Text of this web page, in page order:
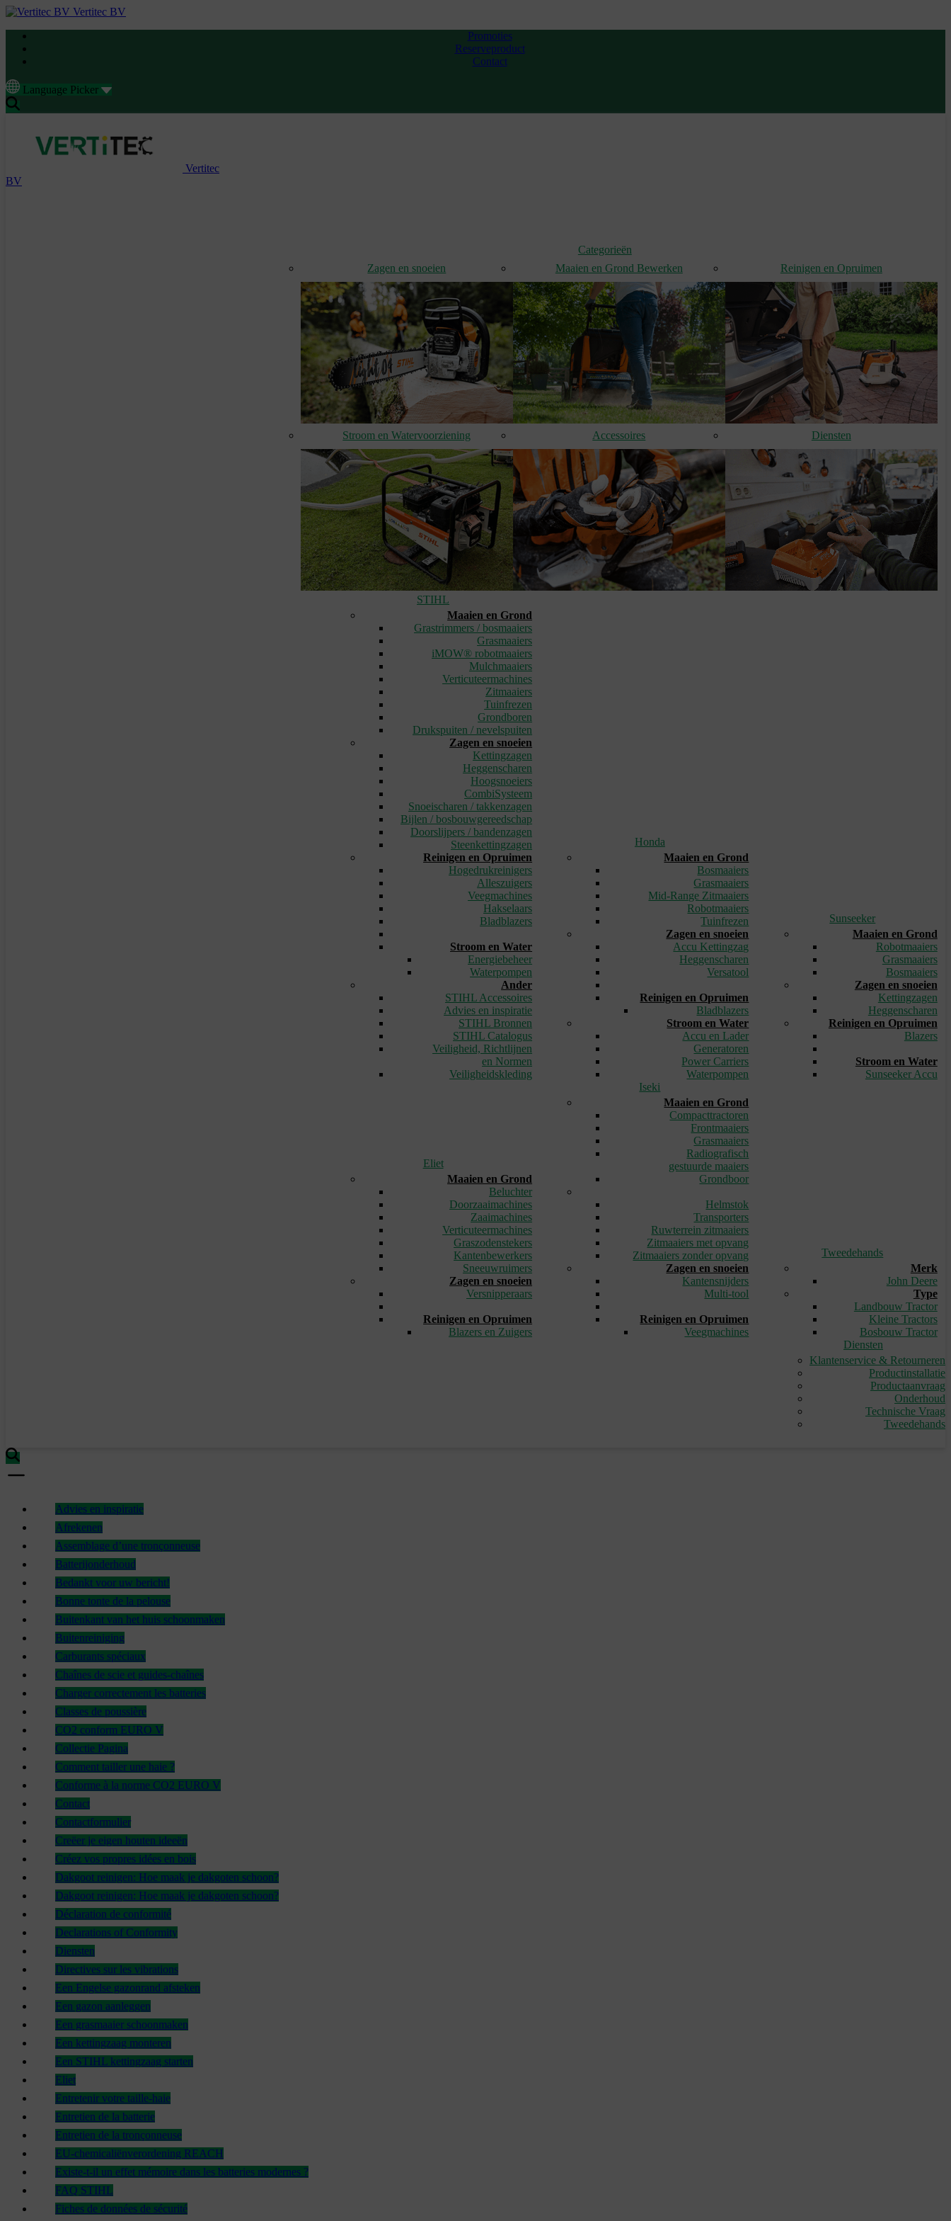
Vertitec BV
Promoties
Reserveproduct
Contact
Language Picker
Vertitec
BV
Categorieën
Zagen en snoeien
Maaien en Grond Bewerken Reinigen en Opruimen
Stroom en Watervoorziening Accessoires Diensten
STIHL
Maaien en Grond
Grastrimmers / bosmaaiers
Grasmaaiers
iMOW® robotmaaiers
Mulchmaaiers
Verticuteermachines
Zitmaaiers
Tuinfrezen
Grondboren
Drukspuiten / nevelspuiten
Zagen en snoeien
Kettingzagen
Heggenscharen
Hoogsnoeiers
CombiSysteem
Snoeischaren / takkenzagen
Bijlen / bosbouwgereedschap
Doorslijpers / bandenzagen
Steenkettingzagen
Reinigen en Opruimen
Hogedrukreinigers
Alleszuigers
Veegmachines
Hakselaars
Bladblazers
Stroom en Water
Energiebeheer
Waterpompen
Ander
STIHL Accessoires
Advies en inspiratie
STIHL Bronnen
STIHL Catalogus
Veiligheid, Richtlijnen
en Normen
Veiligheidskleding
Honda
Maaien en Grond
Bosmaaiers
Grasmaaiers
Mid-Range Zitmaaiers
Robotmaaiers
Tuinfrezen
Zagen en snoeien
Accu Kettingzag
Heggenscharen
Versatool
Reinigen en Opruimen
Bladblazers
Stroom en Water
Accu en Lader
Generatoren
Power Carriers
Waterpompen
Sunseeker
Maaien en Grond
Robotmaaiers
Grasmaaiers
Bosmaaiers
Zagen en snoeien
Kettingzagen
Heggenscharen
Reinigen en Opruimen
Blazers
Stroom en Water
Sunseeker Accu
Eliet
Maaien en Grond
Beluchter
Doorzaaimachines
Zaaimachines
Verticuteermachines
Graszodenstekers
Kantenbewerkers
Sneeuwruimers
Zagen en snoeien
Versnipperaars
Reinigen en Opruimen
Blazers en Zuigers
Iseki
Maaien en Grond
Compacttractoren
Frontmaaiers
Grasmaaiers
Radiografisch
gestuurde maaiers
Grondboor
Helmstok
Transporters
Ruwterrein zitmaaiers
Zitmaaiers met opvang
Zitmaaiers zonder opvang
Zagen en snoeien
Kantensnijders
Multi-tool
Reinigen en Opruimen
Veegmachines
Tweedehands
Merk
John Deere
Type
Landbouw Tractor
Kleine Tractors
Bosbouw Tractor
Diensten
Klantenservice & Retourneren
Productinstallatie
Productaanvraag
Onderhoud
Technische Vraag
Tweedehands
Advies en inspiratie
Afrekenen
Assemblage d’une tronçonneuse
Batterijonderhoud
Bedankt voor uw bericht!
Bonne tonte de la pelouse
Buitenkant van het huis schoonmaken
Buitenreiniging
Carburants spéciaux
Chaînes de scie et guides-chaînes
Charger correctement les batteries
Classes de poussière
CO2 conform EURO V
Collectie Pagina
Comment tailler une haie ?
Conforme à la norme CO2 EURO V
Contact
Contactformulier
Creëer je eigen houten ideeën
Créez vos propres idées en bois
Dakgoot reinigen: Hoe maak je dakgoten schoon?
Dakgoot reinigen: Hoe maak je dakgoten schoon?
Déclaration de conformité
Declarations of Conformity
Diensten
Directives sur les vibrations
Een Engelse gazonrand afsteken
Een gazon aanleggen
Een grasmaaier schoonmaken
Een kettingzaag monteren
Een STIHL kettingzaag starten
Eliet
Entretenir votre taille-haie
Entretien de la batterie
Entretien de la tronçonneuse
EU-chemicaliënverordening REACH
Existe-t-il un effet mémoire dans les batteries modernes ?
FAQ STIHL
Fiches de données de sécurité